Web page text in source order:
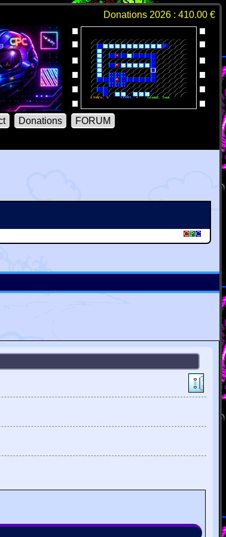
Donations 2026 : 410.00 €
Donations
FORUM